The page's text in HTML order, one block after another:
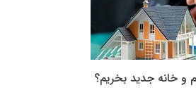
و خانه جدید بخریم؟